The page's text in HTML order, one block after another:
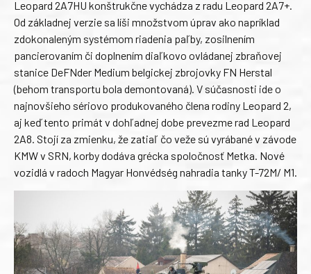
Leopard 2A7HU konštrukčne vychádza z radu Leopard 2A7+.
Od základnej verzie sa líši množstvom úprav ako napríklad
zdokonaleným systémom riadenia paľby, zosilnením
pancierovaním či doplnením diaľkovo ovládanej zbraňovej
stanice DeFNder Medium belgickej zbrojovky FN Herstal
(behom transportu bola demontovaná). V súčasnosti ide o
najnovšieho sériovo produkovaného člena rodiny Leopard 2,
aj keď tento primát v dohľadnej dobe prevezme rad Leopard
2A8. Stojí za zmienku, že zatiaľ čo veže sú vyrábané v závode
KMW v SRN, korby dodáva grécka spoločnosť Metka. Nové
vozidlá v radoch Magyar Honvédség nahradia tanky T-72M/ M1.